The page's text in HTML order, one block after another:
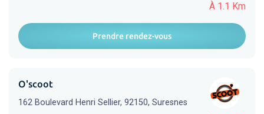
À 1.1 Km
Prendre rendez-vous
O'scoot
162 Boulevard Henri Sellier, 92150, Suresnes